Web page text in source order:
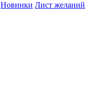
Новинки Лист желаний